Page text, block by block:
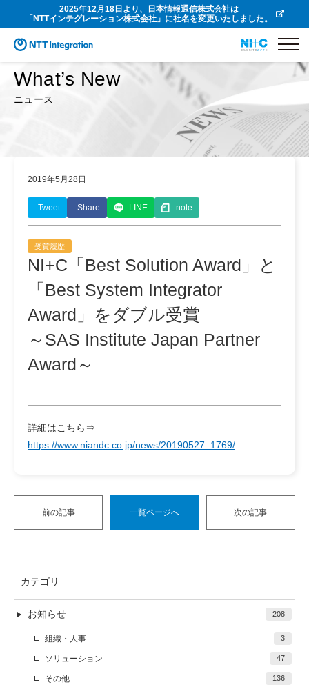
2025年12月18日より、日本情報通信株式会社は
「NTTインテグレーション株式会社」に社名を変更いたしました。
What’s New
ニュース
2019年5月28日
Tweet Share LINE note
受賞履歴
NI+C「Best Solution Award」と
「Best System Integrator
Award」をダブル受賞
～SAS Institute Japan Partner
Award～
詳細はこちら⇒
https://www.niandc.co.jp/news/20190527_1769/
前の記事 一覧ページへ 次の記事
カテゴリ
お知らせ 208
組織・人事 3
ソリューション 47
その他 136